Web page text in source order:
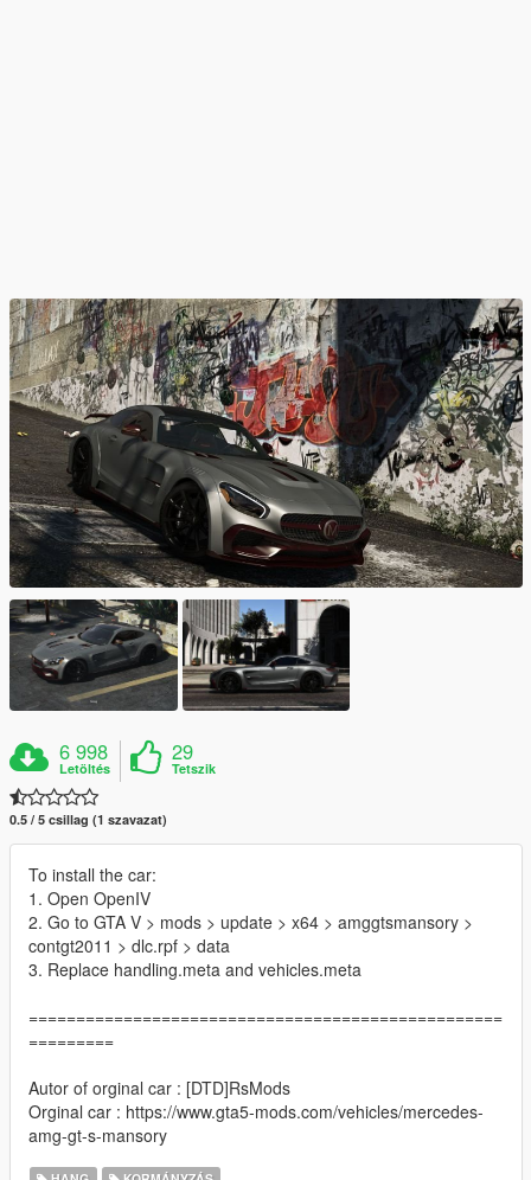
6 998
Letöltés
29
Tetszik
0.5 / 5 csillag (1 szavazat)
To install the car:
1. Open OpenIV
2. Go to GTA V > mods > update > x64 > amggtsmansory >
contgt2011 > dlc.rpf > data
3. Replace handling.meta and vehicles.meta
==================================================
=========
Autor of orginal car : [DTD]RsMods
Orginal car : https://www.gta5-mods.com/vehicles/mercedes-
amg-gt-s-mansory